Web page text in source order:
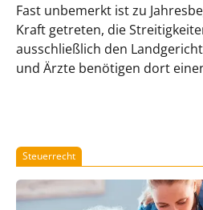
Fast unbemerkt ist zu
Kraft getreten, die
ausschließlich den
und Ärzte benötigen dort
Steuerrecht